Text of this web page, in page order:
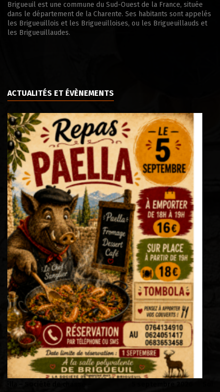
Brigueuil est une commune du Sud-Ouest de la France, située
dans le département de la Charente. Ses habitants sont appelés
les Brigueuillois et les Brigueuilloises, ou les Brigueuillauds et
les Brigueuillaudes.
ACTUALITÉS ET ÉVÈNEMENTS